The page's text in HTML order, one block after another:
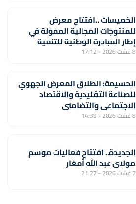
الخميسات ..افتتاح معرض
للمنتوجات المجالية الممولة في
إطار المبادرة الوطنية للتنمية
البشرية
8 غشت 2026 - 17:12
الحسيمة: انطلاق المعرض الجهوي
للصناعة التقليدية والاقتصاد
الاجتماعي والتضامني
8 غشت 2026 - 14:39
الجديدة.. افتتاح فعاليات موسم
مولاي عبد الله أمغار
7 غشت 2026 - 21:27